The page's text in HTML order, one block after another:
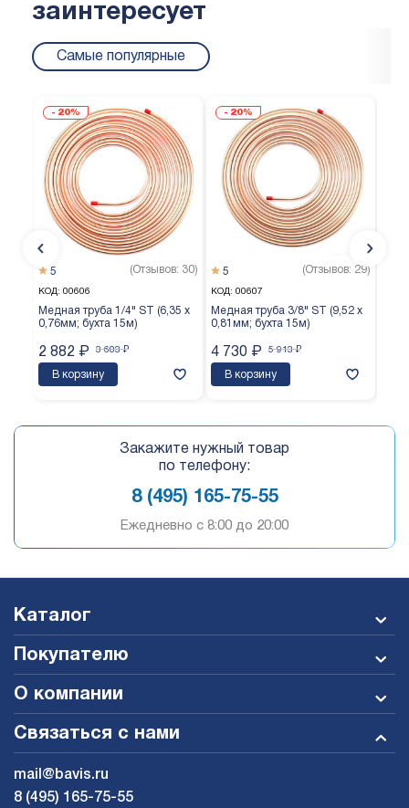
заинтересует
Самые популярные
20%
КОД: 00606
Медная труба 1/4" ST (6,35 х
0,76мм; бухта 15м)
(Отзывов: 30)
5
3 603 ₽
2 882 ₽
В корзину
20%
КОД: 00607
Медная труба 3/8" ST (9,52 х
0,81мм; бухта 15м)
(Отзывов: 29)
5
5 913 ₽
4 730 ₽
В корзину
Закажите нужный товар
по телефону:
8 (495) 165-75-55
Ежедневно c 8:00 до 20:00
Каталог
Покупателю
О компании
Связаться с нами
mail@bavis.ru
8 (495) 165-75-55